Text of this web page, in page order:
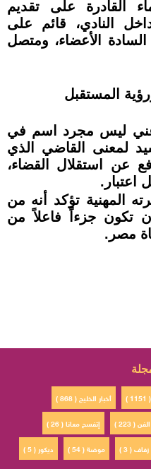
القادرة على تقديم
النادي، قائم على
السادة الأعضاء، ومتصل
المستقبل
ليس مجرد اسم في
لمعنى القاضي الذي
عن استقلال القضاء،
اعتبار.
المهنية تؤكد أنه من
تكون جزءاً فاعلاً من
مصر.
أخبار الخليج ( 868 ) )
إتفسح معانا ( 26 )
( 223 )
ديكور ( 5 )
موضة ( 54 ) زفاف ( 3 )